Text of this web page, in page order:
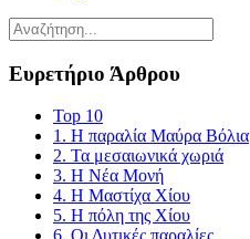
Ευρετήριο Άρθρου
Top 10
1. Η παραλία Μαύρα Βόλια
2. Τα μεσαιωνικά χωριά
3. Η Νέα Μονή
4. Η Μαστίχα Χίου
5. Η πόλη της Χίου